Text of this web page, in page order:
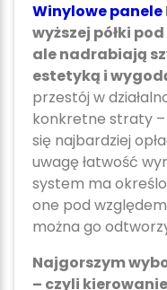
Winylowe panele
wyższej półki
ale nadrabiają
estetyką i
przestój w
konkretne straty
się najbardziej
uwagę łatwość
system ma
one pod
można go
Najgorszym
– czyli